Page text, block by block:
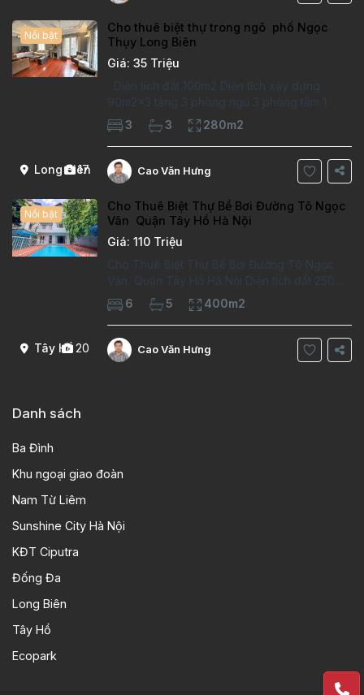
Long Biên
17
Nổi bật
Cho thuê biệt thự trong ngõ phố Ngọc
Thụy Long Biên
Giá: 35 Triệu
Diện tích đất 100m2 Diện tích xây dựng
90m2x3 tầng 3 phòng ngủ 3 phòng tắm 1
phòng làm việc Vị trí ý tưởng 10 phút đi bộ tới
trường việt pháp Ngôi nhà được thiết kế theo
kiểu phát cổ,trong khu dân
3 3 280m2
Cao Văn Hưng
Tây Hồ20
Nổi bật
Cho Thuê Biệt Thự Bể Bơi Đường Tô Ngọc
Vân Quận Tây Hồ Hà Nội
Giá: 110 Triệu
Cho Thuê Biệt Thự Bể Bơi Đường Tô Ngọc
Vân Quận Tây Hồ Hà Nội Diện tích đất 250m2
Diện tích xây dựng 100m2 Xây 4 tầng, 6
phòng ngủ 5 phòng tắm Tầng 1, , phòng
khách , phòng bếp-1wc Tầng 2, 2 phòng
6 5 400m2
Cao Văn Hưng
Danh sách
Ba Đình
Khu ngoại giao đoàn
Nam Từ Liêm
Sunshine City Hà Nội
KĐT Ciputra
Đống Đa
Long Biên
Tây Hồ
Ecopark